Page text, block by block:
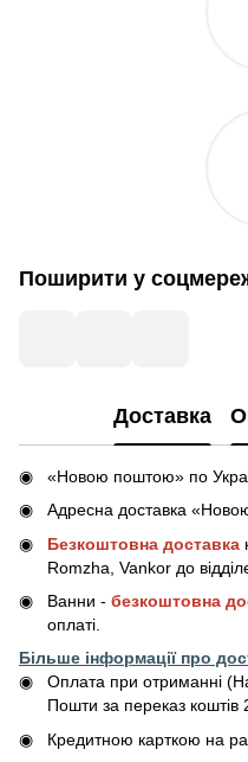
Поширити у
Доставка
«Новою поштою» по
Адресна доставка
Безкоштовна доставка
Romzha, Vankor до
Ванни - безкоштовна
оплаті.
Більше інформації про
Оплата при отриманні
Пошти за переказ коштів
Кредитною карткою на